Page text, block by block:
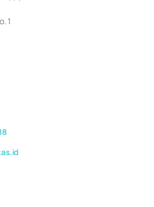
yang izinnya diterbitkan pada tahun 2018.
1